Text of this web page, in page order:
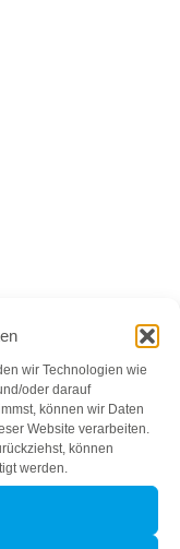
wir Technologien wie
oder darauf
können wir Daten
Website verarbeiten.
können
werden.